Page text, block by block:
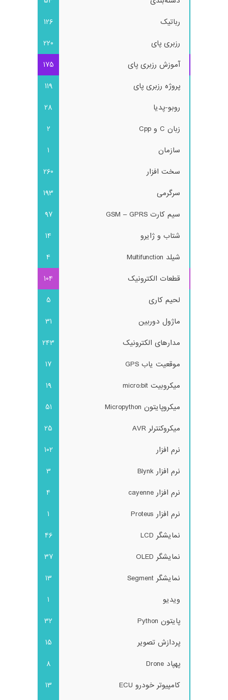
رباتیک
126
رزبری پای
220
آموزش رزبری پای
175
پروژه رزبری پای
119
روبو-پدیا
28
زبان C و Cpp
2
سازمان
1
سخت افزار
260
سرگرمی
193
سیم کارت GSM – GPRS
97
شتاب و ژایرو
14
شیلد Multifunction
4
قطعات الکترونیک
104
لحیم کاری
5
ماژول دوربین
31
مدارهای الکترونیک
243
موقعیت یاب GPS
17
میکروبیت micro:bit
19
میکروپایتون Micropython
51
میکروکنترلر AVR
25
نرم افزار
102
نرم افزار Blynk
3
نرم افزار cayenne
4
نرم افزار Proteus
1
نمایشگر LCD
46
نمایشگر OLED
37
نمایشگر Segment
13
ویدیو
1
پایتون Python
32
پردازش تصویر
15
پهپاد Drone
8
کامپیوتر خودرو ECU
13